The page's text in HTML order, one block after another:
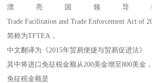
漂亮国领导
Trade Facilitation and Trade Enforcement Act of
简称为TFTEA，
中文翻译为《2015年贸易便捷与贸易促进法》
其中将进口免征税金额从200美金增至800美金，
免征税金额是